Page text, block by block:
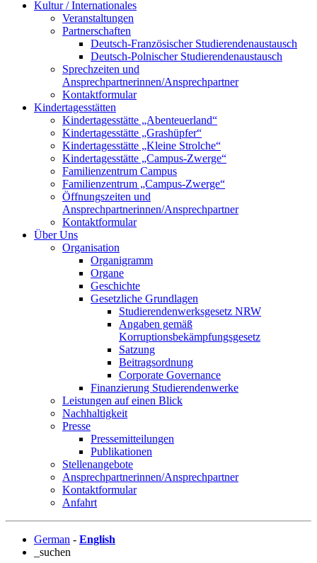
Kultur / Internationales
Veranstaltungen
Partnerschaften
Deutsch-Französischer Studierendenaustausch
Deutsch-Polnischer Studierendenaustausch
Sprechzeiten und
Ansprechpartnerinnen/Ansprechpartner
Kontaktformular
Kindertagesstätten
Kindertagesstätte „Abenteuerland“
Kindertagesstätte „Grashüpfer“
Kindertagesstätte „Kleine Strolche“
Kindertagesstätte „Campus-Zwerge“
Familienzentrum Campus
Familienzentrum „Campus-Zwerge“
Öffnungszeiten und
Ansprechpartnerinnen/Ansprechpartner
Kontaktformular
Über Uns
Organisation
Organigramm
Organe
Geschichte
Gesetzliche Grundlagen
Studierendenwerksgesetz NRW
Angaben gemäß
Korruptionsbekämpfungsgesetz
Satzung
Beitragsordnung
Corporate Governance
Finanzierung Studierendenwerke
Leistungen auf einen Blick
Nachhaltigkeit
Presse
Pressemitteilungen
Publikationen
Stellenangebote
Ansprechpartnerinnen/Ansprechpartner
Kontaktformular
Anfahrt
German - English
_suchen